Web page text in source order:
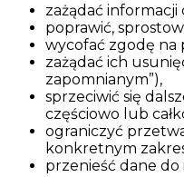
zażądać
poprawić,
wycofać zgodę na
zażądać ich
zapomnianym”),
sprzeciwić się
częściowo lub
ograniczyć
konkretnym
przenieść dane do